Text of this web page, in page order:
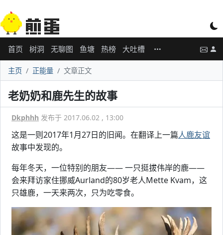
首页 树洞 无聊图 鱼塘 热榜 大吐槽
主页 正能量 文章正文
老奶奶和鹿先生的故事
Dkphhh 发布于 2017.06.02 , 13:00
这是一则2017年1月27日的旧闻。在翻译上一篇人鹿友谊
故事中发现的。
每年冬天，一位特别的朋友—— 一只挺拔伟岸的鹿——
会来拜访家住挪威Aurland的80岁老人Mette Kvam，这
只雄鹿，一天来两次，只为吃零食。